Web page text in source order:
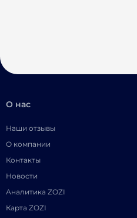
О нас
Наши отзывы
О компании
Контакты
Новости
Аналитика ZOZI
Карта ZOZI